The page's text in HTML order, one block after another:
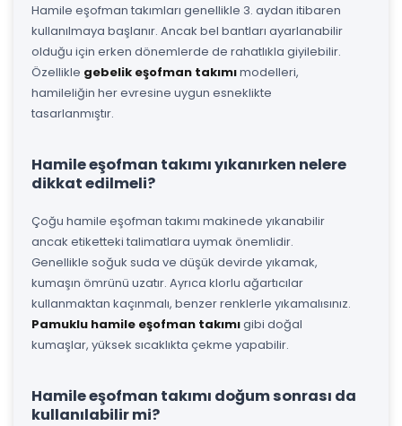
Hamile eşofman takımları genellikle 3. aydan itibaren
kullanılmaya başlanır. Ancak bel bantları ayarlanabilir
olduğu için erken dönemlerde de rahatlıkla giyilebilir.
Özellikle gebelik eşofman takımımodelleri,
hamileliğin her evresine uygun esneklikte
tasarlanmıştır.
Hamile eşofman takımı yıkanırken nelere
dikkat edilmeli?
Çoğu hamile eşofman takımı makinede yıkanabilir
ancak etiketteki talimatlara uymak önemlidir.
Genellikle soğuk suda ve düşük devirde yıkamak,
kumaşın ömrünü uzatır. Ayrıca klorlu ağartıcılar
kullanmaktan kaçınmalı, benzer renklerle yıkamalısınız.
Pamuklu hamile eşofman takımıgibi doğal
kumaşlar, yüksek sıcaklıkta çekme yapabilir.
Hamile eşofman takımı doğum sonrası da
kullanılabilir mi?